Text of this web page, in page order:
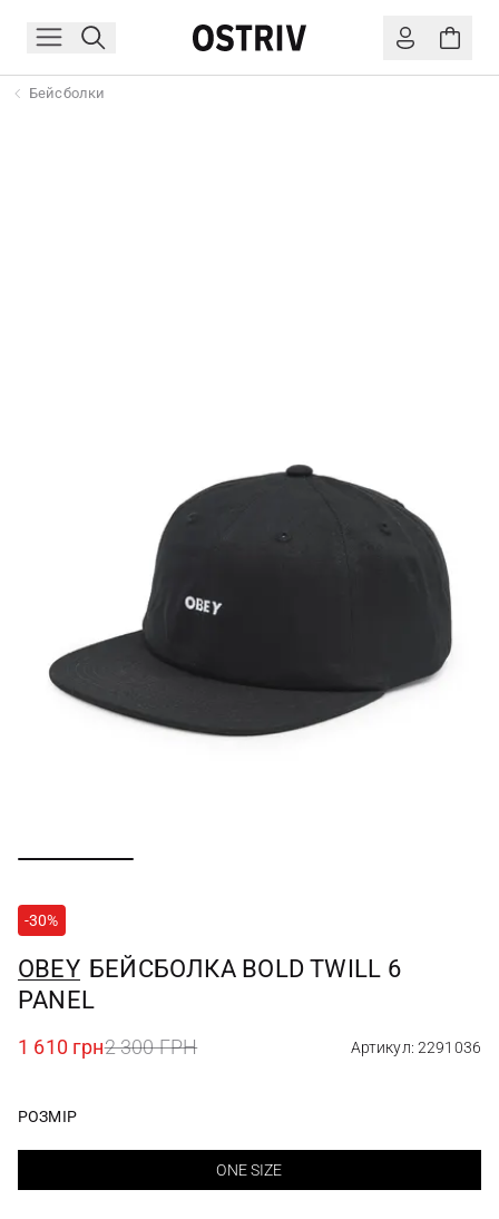
Бейсболки
-30%
OBEY БЕЙСБОЛКА BOLD TWILL 6
PANEL
1 610 грн2 300 ГРН Артикул: 2291036
РОЗМІР
ONE SIZE